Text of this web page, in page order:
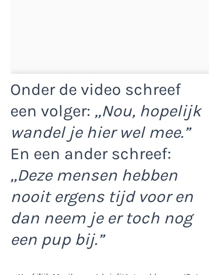
Onder de video schreef
een volger: ,,Nou, hopelijk
wandel je hier wel mee.”
En een ander schreef:
,,Deze mensen hebben
nooit ergens tijd voor en
dan neem je er toch nog
een pup bij.”